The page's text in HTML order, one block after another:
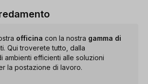
officina con la nostra gamma di
Qui troverete tutto, dalla
ambienti efficienti alle soluzioni
la postazione di lavoro.